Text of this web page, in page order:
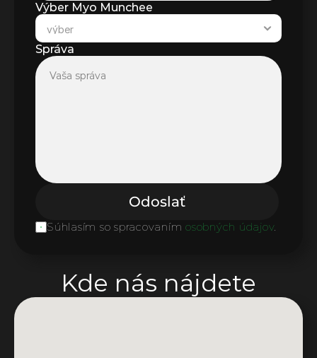
Výber Myo Munchee
Správa
Odoslať
Súhlasím so spracovaním osobných údajov.
Kde nás nájdete